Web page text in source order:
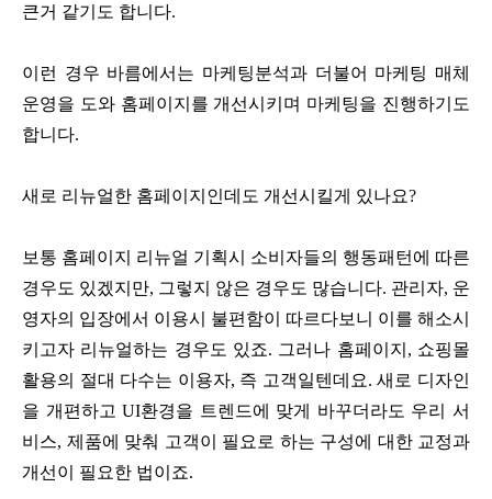
큰거 같기도 합니다.
이런 경우 바름에서는 마케팅분석과 더불어 마케팅 매체
운영을 도와 홈페이지를 개선시키며 마케팅을 진행하기도
합니다.
새로 리뉴얼한 홈페이지인데도 개선시킬게 있나요?
보통 홈페이지 리뉴얼 기획시 소비자들의 행동패턴에 따른
경우도 있겠지만, 그렇지 않은 경우도 많습니다. 관리자, 운
영자의 입장에서 이용시 불편함이 따르다보니 이를 해소시
키고자 리뉴얼하는 경우도 있죠. 그러나 홈페이지, 쇼핑몰
활용의 절대 다수는 이용자, 즉 고객일텐데요. 새로 디자인
을 개편하고 UI환경을 트렌드에 맞게 바꾸더라도 우리 서
비스, 제품에 맞춰 고객이 필요로 하는 구성에 대한 교정과
개선이 필요한 법이죠.